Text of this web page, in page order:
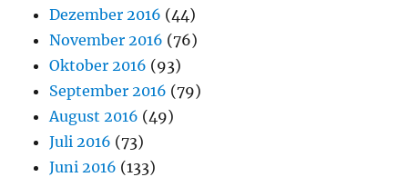
Dezember 2016 (44)
November 2016 (76)
Oktober 2016 (93)
September 2016 (79)
August 2016 (49)
Juli 2016 (73)
Juni 2016 (133)